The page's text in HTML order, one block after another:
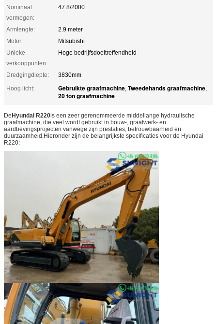
Nominaal
vermogen:
47.8/2000
Armlengte:
2.9 meter
Motor:
Mitsubishi
Unieke
verkooppunten:
Hoge bedrijfsdoeltreffendheid
Dredgingdiepte:
3830mm
Hoog licht:
Gebruikte graafmachine, Tweedehands graafmachine,
20 ton graafmachine
DeHyundai R220is een zeer gerenommeerde middellange hydraulische
graafmachine, die veel wordt gebruikt in bouw-, graafwerk- en
aardbevingsprojecten vanwege zijn prestaties, betrouwbaarheid en
duurzaamheid.Hieronder zijn de belangrijkste specificaties voor de Hyundai
R220: